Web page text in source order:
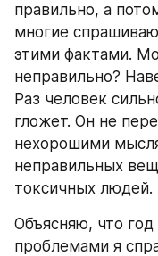
правильно, а
многие
этими фактами.
неправильно?
Раз человек
гложет. Он не
нехорошими
неправильных
токсичных людей.
Объясняю, что
проблемами я